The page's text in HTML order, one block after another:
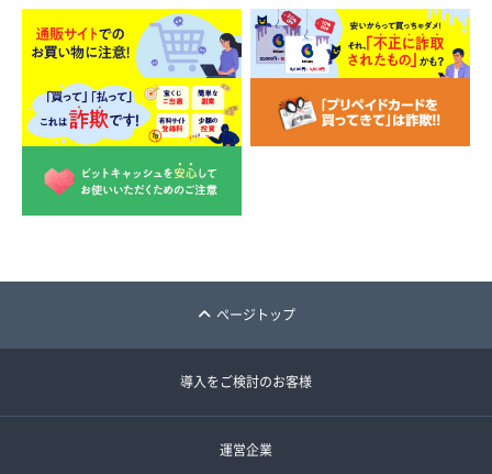
ページトップ
導入をご検討のお客様
運営企業